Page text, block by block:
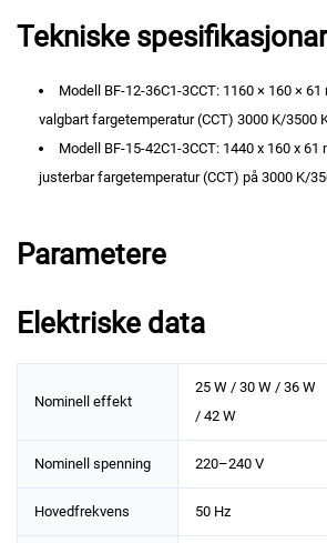
Tekniske spesifikasjonar
Modell BF-12-36C1-3CCT: 1160 × 160 × 61
valgbart fargetemperatur (CCT) 3000 K/3500
Modell BF-15-42C1-3CCT: 1440 x 160 x 61
justerbar fargetemperatur (CCT) på 3000 K/
Parametere
Elektriske data
Nominell effekt
25 W / 30 W / 36 W
/ 42 W
Nominell spenning 220–240 V
Hovedfrekvens 50 Hz